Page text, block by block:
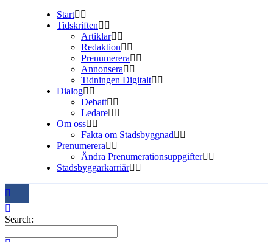
Start
Tidskriften
Artiklar
Redaktion
Prenumerera
Annonsera
Tidningen Digitalt
Dialog
Debatt
Ledare
Om oss
Fakta om Stadsbyggnad
Prenumerera
Ändra Prenumerationsuppgifter
Stadsbyggarkarriär
Search: